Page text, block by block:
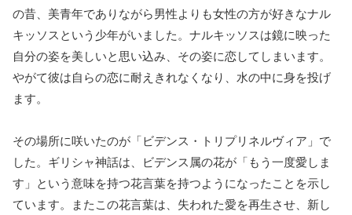
の昔、美青年でありながら男性よりも女性の方が好きなナル
キッソスという少年がいました。ナルキッソスは鏡に映った
自分の姿を美しいと思い込み、その姿に恋してしまいます。
やがて彼は自らの恋に耐えきれなくなり、水の中に身を投げ
ます。
その場所に咲いたのが「ビデンス・トリプリネルヴィア」で
した。ギリシャ神話は、ビデンス属の花が「もう一度愛しま
す」という意味を持つ花言葉を持つようになったことを示し
ています。またこの花言葉は、失われた愛を再生させ、新し